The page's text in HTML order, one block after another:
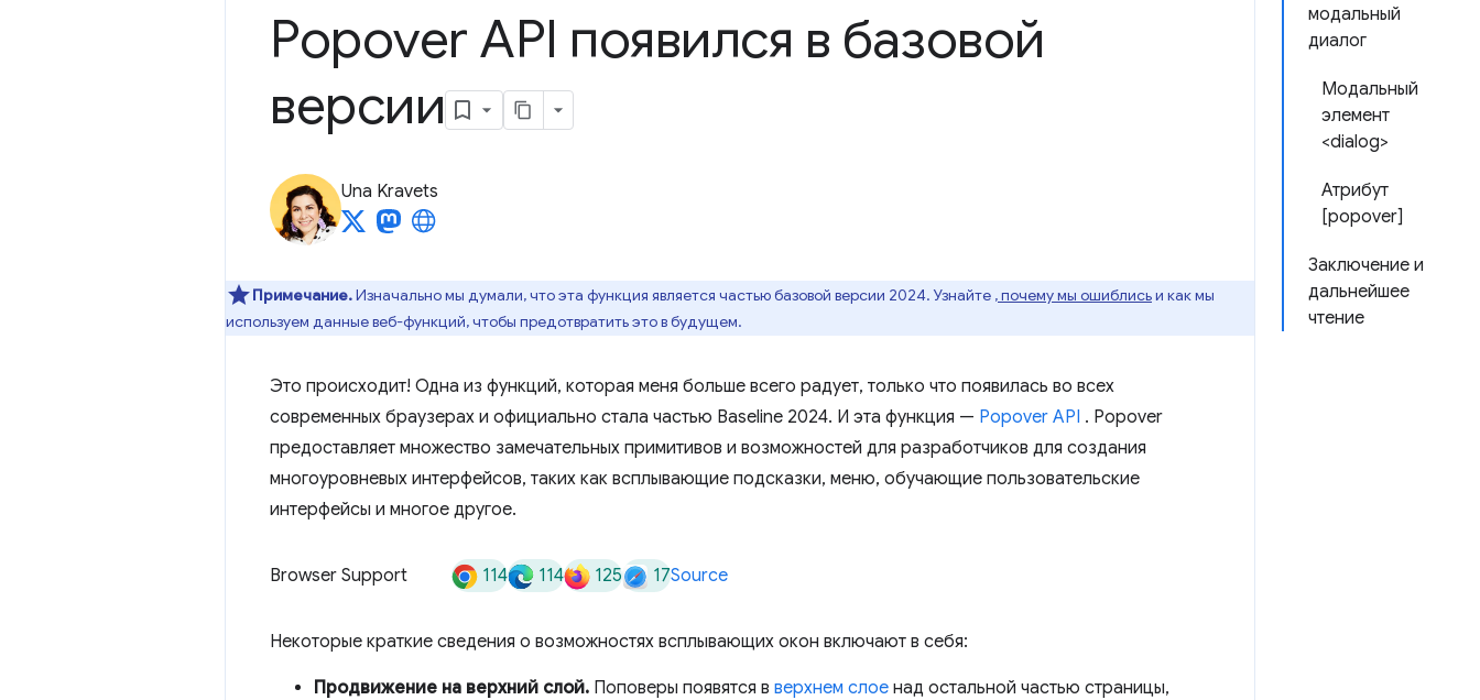
модальный
диалог
Модальный
элемент
<dialog>
Атрибут
[popover]
Заключение и
дальнейшее
чтение
Popover API появился в базовой
версии
Una Kravets
Примечание.Изначально мы думали, что эта функция является частью базовой версии 2024. Узнайте , почему мы ошиблисьи как мы
используем данные веб-функций, чтобы предотвратить это в будущем.
Это происходит! Одна из функций, которая меня больше всего радует, только что появилась во всех
современных браузерах и официально стала частью Baseline 2024. И эта функция — Popover API . Popover
предоставляет множество замечательных примитивов и возможностей для разработчиков для создания
многоуровневых интерфейсов, таких как всплывающие подсказки, меню, обучающие пользовательские
интерфейсы и многое другое.
Browser Support 114 114 125 17Source
Некоторые краткие сведения о возможностях всплывающих окон включают в себя:
Продвижение на верхний слой. Поповеры появятся в верхнем слое над остальной частью страницы,